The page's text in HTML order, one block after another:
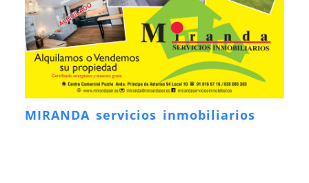
MIRANDA servicios inmobiliarios